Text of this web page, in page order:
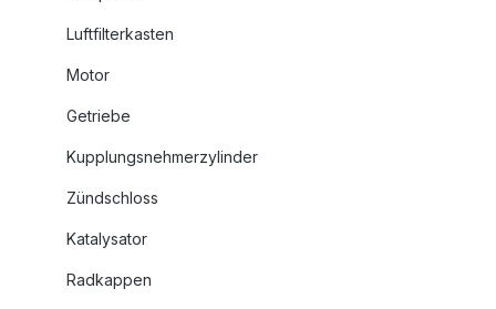
Luftfilterkasten
Motor
Getriebe
Kupplungsnehmerzylinder
Zündschloss
Katalysator
Radkappen